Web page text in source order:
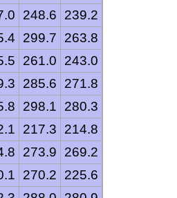
248.6
239.2
299.7
263.8
261.0
243.0
285.6
271.8
298.1
280.3
217.3
214.8
273.9
269.2
270.2
225.6